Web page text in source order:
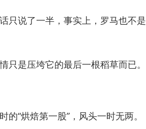
说了一半，事实上，罗马也不是
是压垮它的最后一根稻草而已。
“烘焙第一股”，风头一时无两。